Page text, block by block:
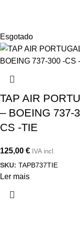
Esgotado
TAP AIR
– BOEING 737-
CS -TIE
125,00 € IVA incl.
SKU: TAPB737TIE
Ler mais